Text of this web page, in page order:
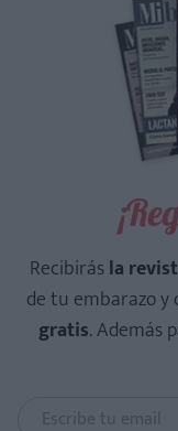
Recibirásla
de tu embarazo
gratis. Además